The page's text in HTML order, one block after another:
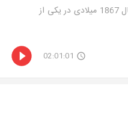
این نویسنده درسال 1867 میلادی در یکی از
02:01:01